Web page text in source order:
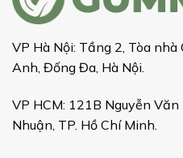
VP Hà Nội: Tầng 2, Tòa
Anh, Đống Đa, Hà Nội.
VP HCM: 121B Nguyễn Văn
Nhuận, TP. Hồ Chí Minh.